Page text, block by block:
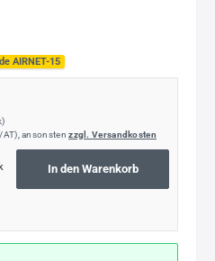
AIRNET-15
AT), ansonstenzzgl. Versandkosten
In den Warenkorb